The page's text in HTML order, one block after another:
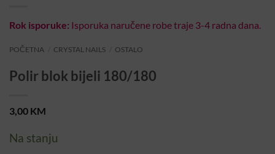
Rok isporuke: Isporuka naručene robe traje 3-4 radna dana.
POČETNA CRYSTAL NAILS OSTALO
Polir blok bijeli 180/180
3,00 KM
Na stanju